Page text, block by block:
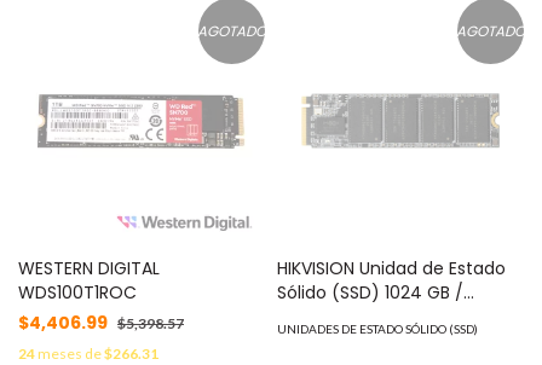
AGOTADO
WESTERN DIGITAL
WDS100T1ROC
$4,406.99 $5,398.57
24meses de$266.31
AGOTADO
HIKVISION Unidad de Estado
Sólido (SSD) 1024 GB /
DRAM-Less / PERFORMANCE
EXTREMO en Lectura y
UNIDADES DE ESTADO SÓLIDO (SSD)